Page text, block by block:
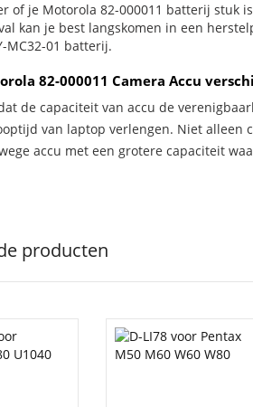
of je Motorola 82-000011 batterij stuk
kan je best langskomen in een
MC32-01 batterij.
82-000011 Camera Accu
de capaciteit van accu de
van laptop verlengen. Niet alleen
accu met een grotere capaciteit
producten